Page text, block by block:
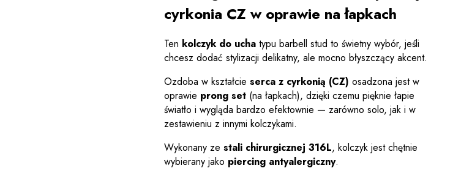
cyrkonia CZ w oprawie na łapkach
Ten kolczyk do uchatypu barbell stud to świetny wybór, jeśli
chcesz dodać stylizacji delikatny, ale mocno błyszczący akcent.
Ozdoba w kształcie serca z cyrkonią (CZ) osadzona jest w
oprawie prong set(na łapkach), dzięki czemu pięknie łapie
światło i wygląda bardzo efektownie — zarówno solo, jak i w
zestawieniu z innymi kolczykami.
Wykonany ze stali chirurgicznej 316L, kolczyk jest chętnie
wybierany jako piercing antyalergiczny.